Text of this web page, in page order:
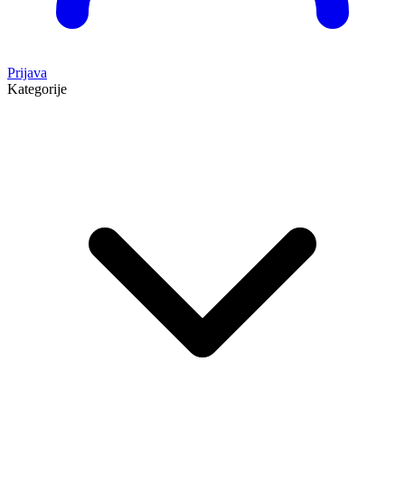
Prijava
Kategorije